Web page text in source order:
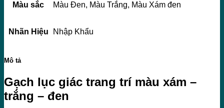
Màu sắc Màu Đen, Màu Trắng, Màu Xám đen
Nhãn Hiệu Nhập Khẩu
Mô tả
Gạch lục giác trang trí màu xám –
trắng – đen